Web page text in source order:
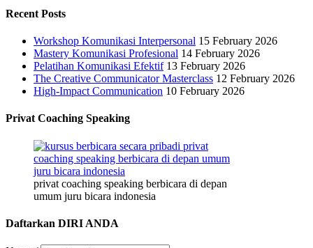
Recent Posts
Workshop Komunikasi Interpersonal 15 February 2026
Mastery Komunikasi Profesional 14 February 2026
Pelatihan Komunikasi Efektif 13 February 2026
The Creative Communicator Masterclass 12 February 2026
High-Impact Communication 10 February 2026
Privat Coaching Speaking
privat coaching speaking berbicara di depan
umum juru bicara indonesia
Daftarkan DIRI ANDA